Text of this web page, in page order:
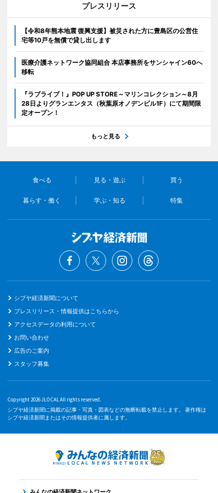
プレスリリース
【令和8年熊本地震 復興支援】被災された方に豊島区の公営住
宅等10戸を無償で貸し出します
医療介護ネットワーク協同組合 本店事務所をサンシャイン60へ
移転
『ラブライブ！』POP UP STORE～マリンコレクション～8月
28日よりグランエンタス（秋葉原オノデンビル1F）にて期間限
定オープン！
もっと見る
食べる 見る・遊ぶ 買う
暮らす・働く 学ぶ・知る 特集
シブヤ経済新聞について
プレスリリース・情報提供はこちらから
アクセスデータの利用について
お問い合わせ
広告のご案内
スタッフ募集
Copyright 2026 JLOCAL All rights reserved.
シブヤ経済新聞に掲載の記事・写真・図表などの無断転載を禁止します。 著作権は
シブヤ経済新聞またはその情報提供者に属します。
みんなの経済新聞ネットワーク